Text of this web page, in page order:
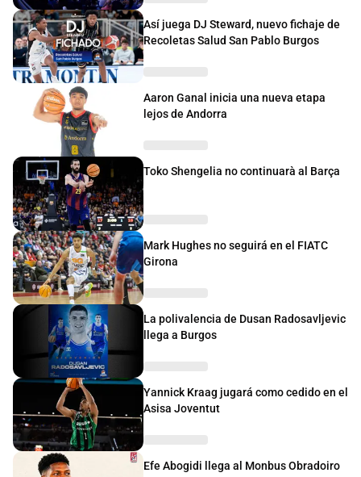
Así juega DJ Steward, nuevo fichaje de
Recoletas Salud San Pablo Burgos
Aaron Ganal inicia una nueva etapa
lejos de Andorra
Toko Shengelia no continuarà al Barça
Mark Hughes no seguirá en el FIATC
Girona
La polivalencia de Dusan Radosavljevic
llega a Burgos
Yannick Kraag jugará como cedido en el
Asisa Joventut
Efe Abogidi llega al Monbus Obradoiro